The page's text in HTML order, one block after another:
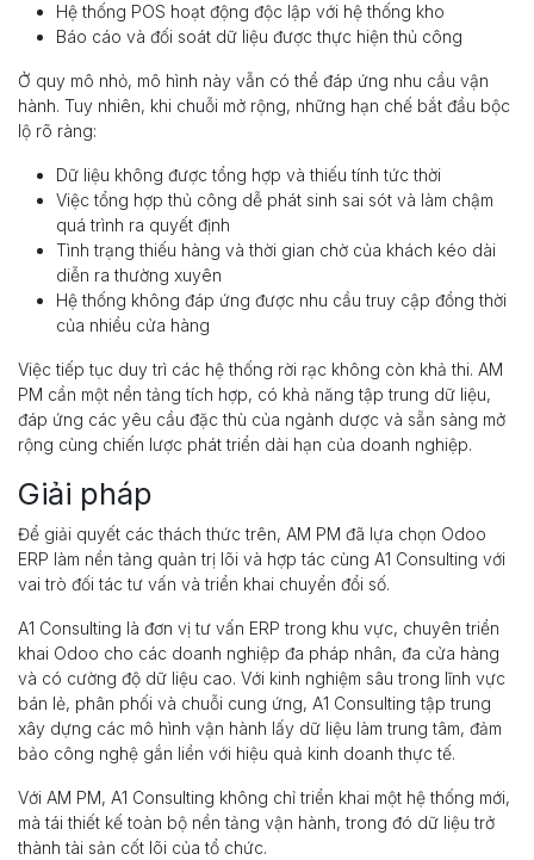
Hệ thống POS hoạt động độc lập với hệ thống kho
Báo cáo và đối soát dữ liệu được thực hiện thủ công
Ở quy mô nhỏ, mô hình này vẫn có thể đáp ứng nhu cầu vận
hành. Tuy nhiên, khi chuỗi mở rộng, những hạn chế bắt đầu bộc
lộ rõ ràng:
Dữ liệu không được tổng hợp và thiếu tính tức thời
Việc tổng hợp thủ công dễ phát sinh sai sót và làm chậm
quá trình ra quyết định
Tình trạng thiếu hàng và thời gian chờ của khách kéo dài
diễn ra thường xuyên
Hệ thống không đáp ứng được nhu cầu truy cập đồng thời
của nhiều cửa hàng
Việc tiếp tục duy trì các hệ thống rời rạc không còn khả thi. AM
PM cần một nền tảng tích hợp, có khả năng tập trung dữ liệu,
đáp ứng các yêu cầu đặc thù của ngành dược và sẵn sàng mở
rộng cùng chiến lược phát triển dài hạn của doanh nghiệp.
Giải pháp
Để giải quyết các thách thức trên, AM PM đã lựa chọn Odoo
ERP làm nền tảng quản trị lõi và hợp tác cùng A1 Consulting với
vai trò đối tác tư vấn và triển khai chuyển đổi số.
A1 Consulting là đơn vị tư vấn ERP trong khu vực, chuyên triển
khai Odoo cho các doanh nghiệp đa pháp nhân, đa cửa hàng
và có cường độ dữ liệu cao. Với kinh nghiệm sâu trong lĩnh vực
bán lẻ, phân phối và chuỗi cung ứng, A1 Consulting tập trung
xây dựng các mô hình vận hành lấy dữ liệu làm trung tâm, đảm
bảo công nghệ gắn liền với hiệu quả kinh doanh thực tế.
Với AM PM, A1 Consulting không chỉ triển khai một hệ thống mới,
mà tái thiết kế toàn bộ nền tảng vận hành, trong đó dữ liệu trở
thành tài sản cốt lõi của tổ chức.